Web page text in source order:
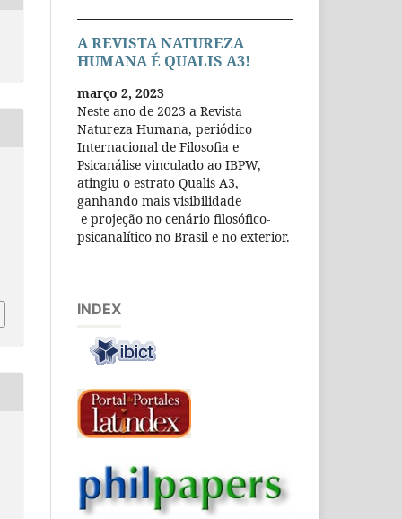
A REVISTA NATUREZA
HUMANA É QUALIS A3!
março 2, 2023
Neste ano de 2023 a Revista
Natureza Humana, periódico
Internacional de Filosofia e
Psicanálise vinculado ao IBPW,
atingiu o estrato Qualis A3,
ganhando mais visibilidade
e projeção no cenário filosófico-
psicanalítico no Brasil e no exterior.
INDEX